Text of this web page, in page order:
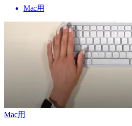
Mac用
Mac用